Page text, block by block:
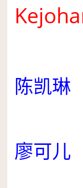
陈凯琳
廖可儿